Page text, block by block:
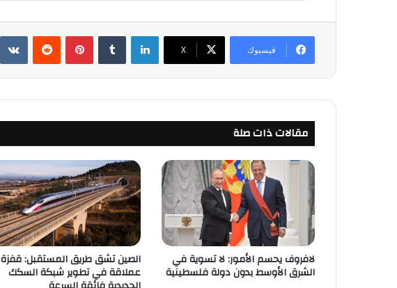
فيسبوك ‫X
لينكدإن بينتيريست
مقالات ذات صلة
لافروف يحسم الأمور: لا تسوية في
الشرق الأوسط بدون دولة فلسطينية
الصين تشق طريق المستقبل: قفزة
عملاقة في تطوير شبكة السكك